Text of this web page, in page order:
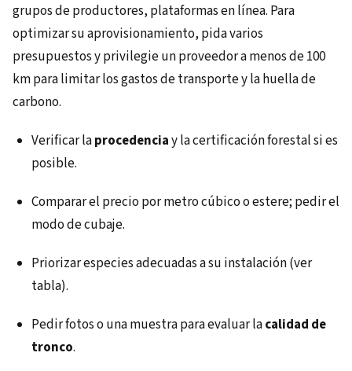
grupos de productores, plataformas en línea. Para
optimizar su aprovisionamiento, pida varios
presupuestos y privilegie un proveedor a menos de 100
km para limitar los gastos de transporte y la huella de
carbono.
Verificar laprocedenciay la certificación forestal si es
posible.
Comparar el precio por metro cúbico o estere; pedir el
modo de cubaje.
Priorizar especies adecuadas a su instalación (ver
tabla).
Pedir fotos o una muestra para evaluar lacalidad de
tronco.